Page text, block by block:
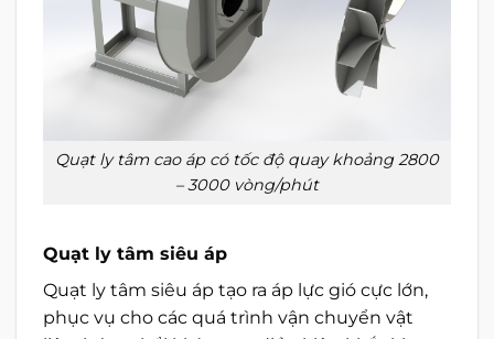
Quạt ly tâm cao áp có tốc độ quay khoảng 2800
– 3000 vòng/phút
Quạt ly tâm siêu áp
Quạt ly tâm siêu áp tạo ra áp lực gió cực lớn,
phục vụ cho các quá trình vận chuyển vật